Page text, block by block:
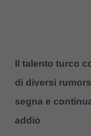
Il talento turco
di diversi
segna e
addio